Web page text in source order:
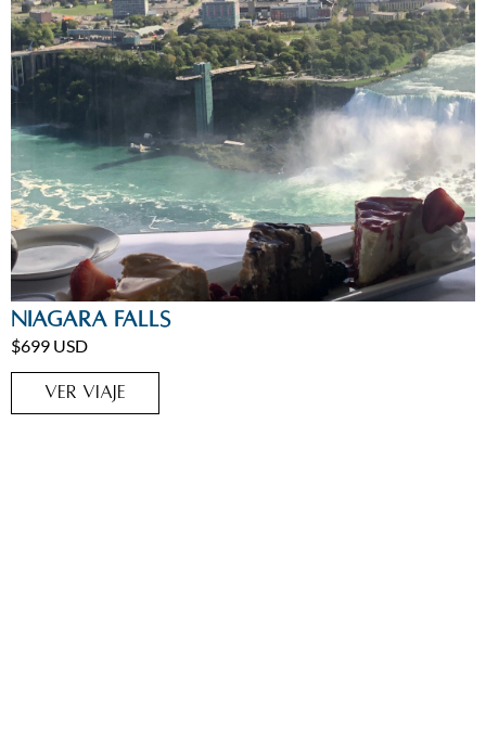
Niagara Falls
$699 USD
VER VIAJE
Estados Unidos, Niagara